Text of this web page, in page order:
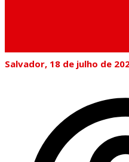
Salvador, 18 de julho de